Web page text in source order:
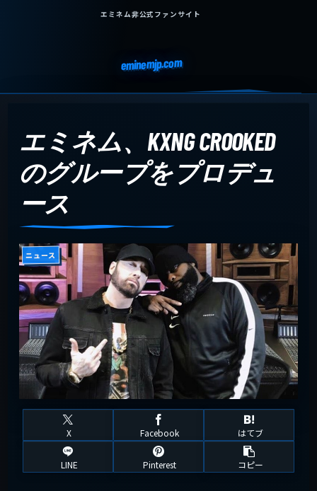
エミネム非公式ファンサイト
eminemjp.com
エミネム、KXNG CROOKED
のグループをプロデュ
ース
ニュース
X Facebook はてブ
LINE Pinterest コピー